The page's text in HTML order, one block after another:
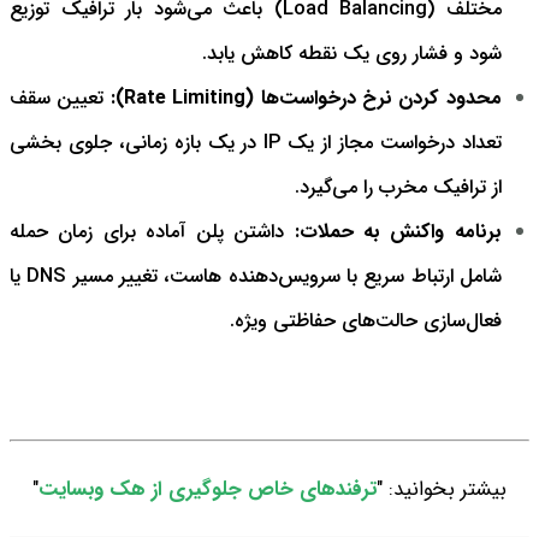
مختلف (Load Balancing) باعث می‌شود بار ترافیک توزیع
شود و فشار روی یک نقطه کاهش یابد.
محدود کردن نرخ درخواست‌ها (Rate Limiting):
تعیین سقف
تعداد درخواست مجاز از یک IP در یک بازه زمانی، جلوی بخشی
از ترافیک مخرب را می‌گیرد.
برنامه واکنش به حملات: داشتن پلن آماده برای زمان حمله
شامل ارتباط سریع با سرویس‌دهنده هاست، تغییر مسیر DNS یا
فعال‌سازی حالت‌های حفاظتی ویژه.
بیشتر بخوانید: "ترفندهای خاص جلوگیری از هک وبسایت"